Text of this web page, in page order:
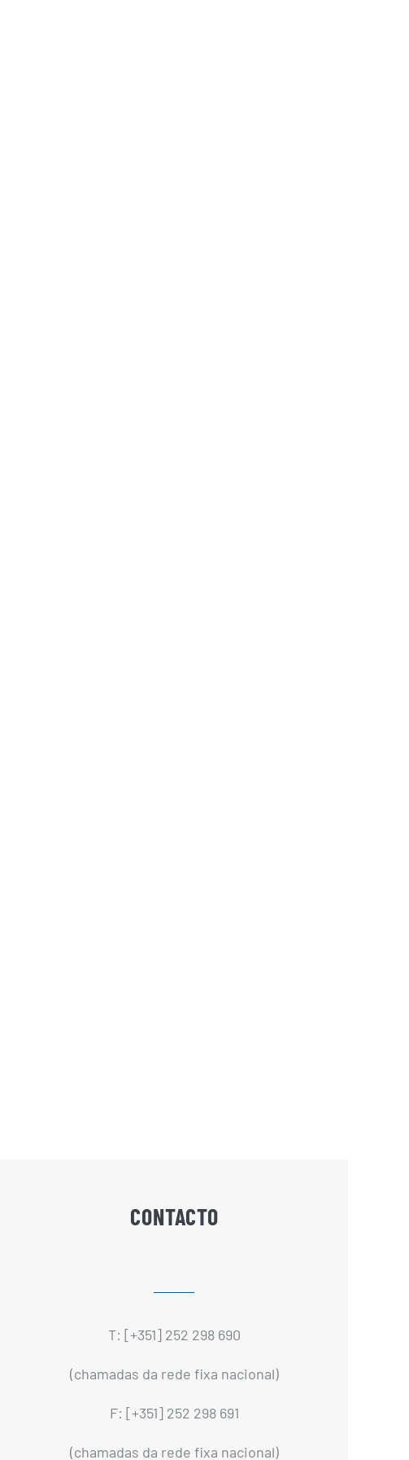
CONTACTO
T: [+351] 252 298 690
(chamadas da rede fixa nacional)
F: [+351] 252 298 691
(chamadas da rede fixa nacional)